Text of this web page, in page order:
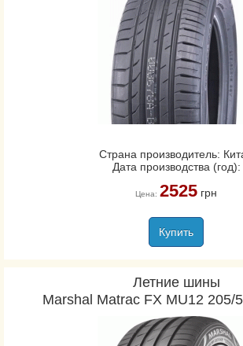
Страна производитель:
Дата производства (год):
Цена: 2525грн
Купить
Летние шины
Marshal Matrac FX MU12 205/